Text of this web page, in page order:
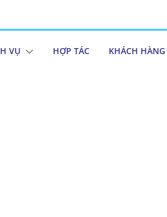
VỤ HỢP TÁC KHÁCH HÀNG